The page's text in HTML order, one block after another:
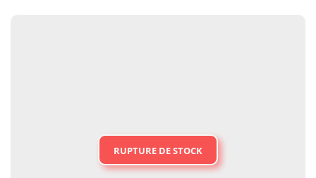
RUPTURE DE STOCK